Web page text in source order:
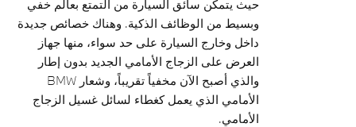
حيث يتمكن سائق السيارة من التمتع بعالم خفي
وبسيط من الوظائف الذكية. وهناك خصائص جديدة
داخل وخارج السيارة على حد سواء، منها جهاز
العرض على الزجاج الأمامي الجديد بدون إطار
والذي أصبح الآن مخفياً تقريباً، وشعار BMW
الأمامي الذي يعمل كغطاء لسائل غسيل الزجاج
الأمامي.